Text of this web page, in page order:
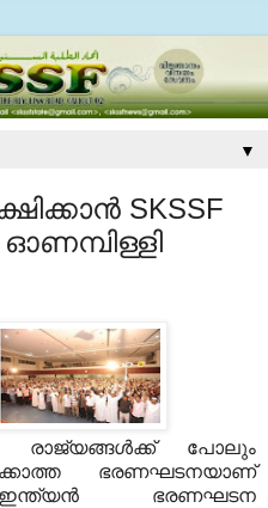
▼
SKSSF
രാജ്യങ്ങള്‍ക്ക് പോലും
ഭരണഘടനയാണ്
ഇന്ത്യന്‍ ഭരണഘടന